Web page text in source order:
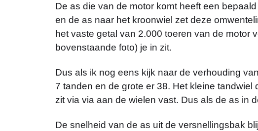
De as die van de motor komt heeft een
en de as naar het kroonwiel zet deze
het vaste getal van 2.000 toeren van de motor
bovenstaande foto) je in zit.
Dus als ik nog eens kijk naar de verhouding
7 tanden en de grote er 38. Het kleine tandwiel
zit via via aan de wielen vast. Dus als de as in
De snelheid van de as uit de versnellingsbak